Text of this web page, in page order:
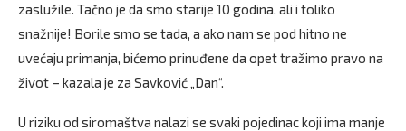
zaslužile. Tačno je da smo starije 10 godina, ali i toliko
snažnije! Borile smo se tada, a ako nam se pod hitno ne
uvećaju primanja, bićemo prinuđene da opet tražimo pravo na
život – kazala je za Savković „Dan“.
U riziku od siromaštva nalazi se svaki pojedinac koji ima manje